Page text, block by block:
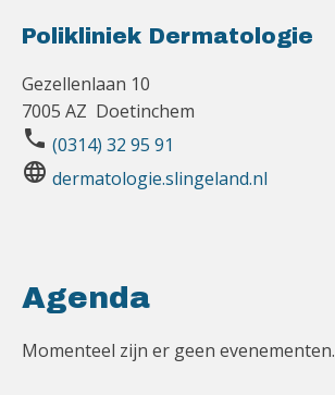
Polikliniek Dermatologie
Gezellenlaan 10
7005 AZ Doetinchem
phone (0314) 32 95 91
language dermatologie.slingeland.nl
Agenda
Momenteel zijn er geen evenementen.